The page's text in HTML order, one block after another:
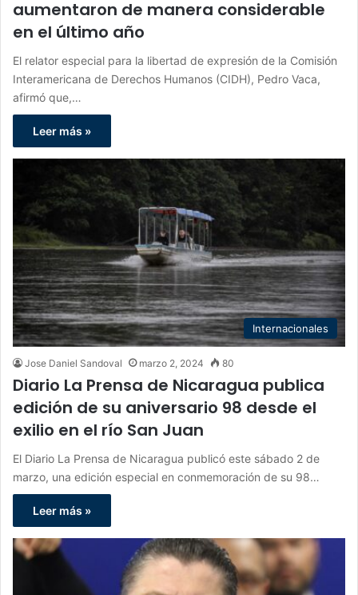
aumentaron de manera considerable
en el último año
El relator especial para la libertad de expresión de la Comisión
Interamericana de Derechos Humanos (CIDH), Pedro Vaca,
afirmó que,…
Leer más »
Internacionales
Jose Daniel Sandoval marzo 2, 2024 80
Diario La Prensa de Nicaragua publica
edición de su aniversario 98 desde el
exilio en el río San Juan
El Diario La Prensa de Nicaragua publicó este sábado 2 de
marzo, una edición especial en conmemoración de su 98…
Leer más »